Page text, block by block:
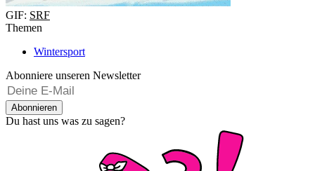
GIF: SRF
Themen
Wintersport
Abonniere unseren Newsletter
Abonnieren
Du hast uns was zu sagen?